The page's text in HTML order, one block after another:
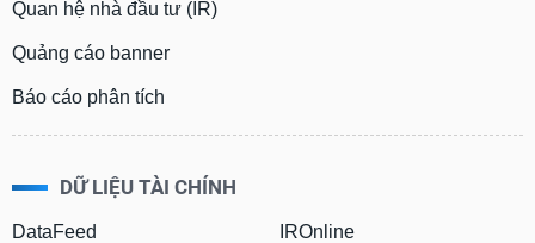
Quan hệ nhà đầu tư (IR)
Quảng cáo banner
Báo cáo phân tích
DỮ LIỆU TÀI CHÍNH
DataFeed
IROnline